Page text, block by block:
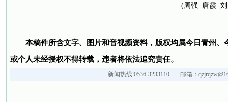
(周强 唐霞 刘大帅
本稿件所含文字、图片和音视频资料，版权均属今日青州、
或个人未经授权不得转载，违者将依法追究责任。
新闻热线:0536-3233110 邮箱：